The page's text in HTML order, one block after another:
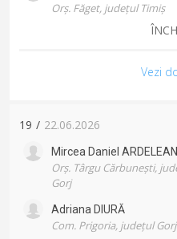
Orș. Făget, județul Timiș
Vezi
19 / 22.06.2026
Mircea Daniel
Orș. Târgu Cărbunești,
Gorj
Adriana DIURĂ
Com. Prigoria, județul Gorj